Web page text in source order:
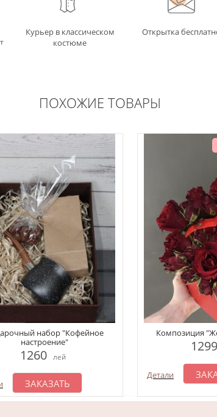
Курьер в классическом
костюме
Открытка
ПОХОЖИЕ ТОВАРЫ
набор "Кофейное
настроение"
1260 лей
ЗАКАЗАТЬ
Композиция
1299
Детали